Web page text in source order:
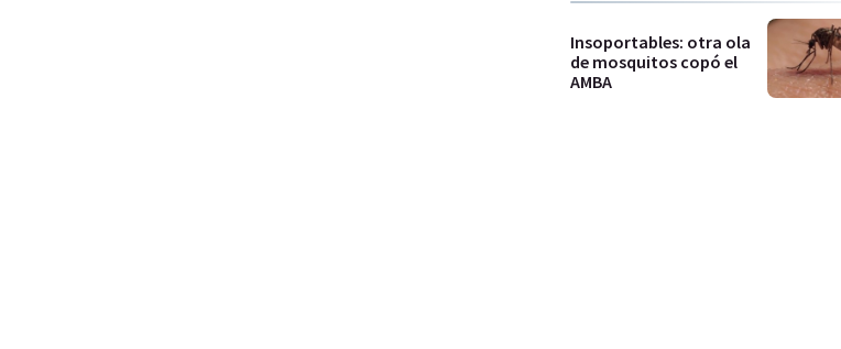
Insoportables: otra ola
de mosquitos copó el
AMBA